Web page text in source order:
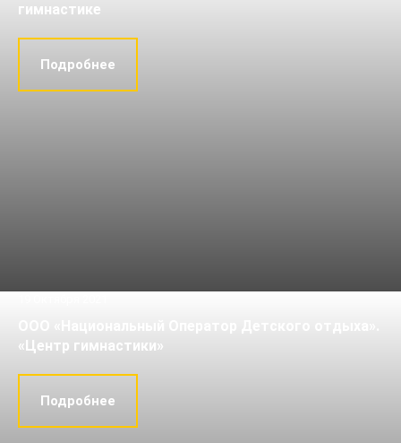
гимнастике
Подробнее
«Центр гимнастики»
Подробнее